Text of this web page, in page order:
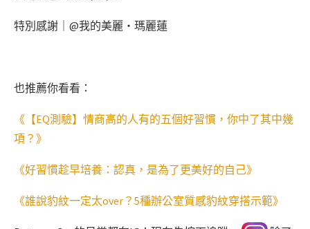
特別感謝｜@我的美麗‧瑪麗蓮
也推薦你看看：
《【EQ測驗】情商高的人有的五個好習慣，你中了其中幾
項？》
《好習慣趁早培養：認真，是為了更美好的自己》
《誰說豹紋一定太over？5種辦公室質感豹紋穿搭示範》